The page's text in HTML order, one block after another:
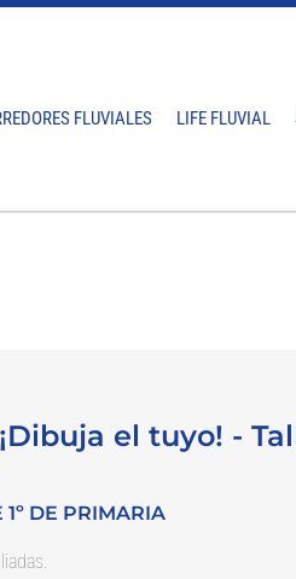
FLUVIALES LIFE FLUVIAL
el tuyo! -
1º DE PRIMARIA